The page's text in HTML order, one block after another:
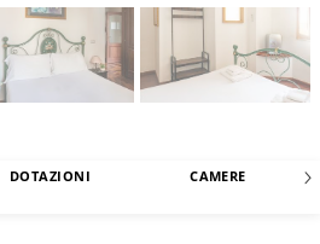
DOTAZIONI CAMERE